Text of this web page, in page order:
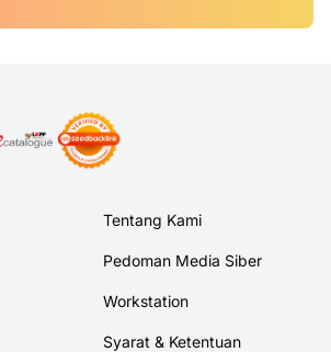
Tentang Kami
Pedoman Media Siber
Workstation
Syarat & Ketentuan